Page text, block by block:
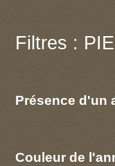
Filtres :
Présence d'un
Couleur de